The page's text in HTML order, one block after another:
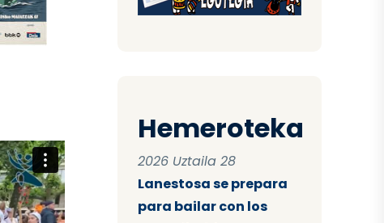
Hemeroteka
2026 Uztaila 28
Lanestosa se prepara
para bailar con los